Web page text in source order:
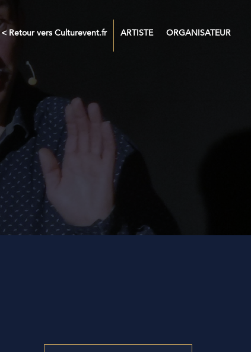
< Retour vers Culturevent.fr ARTISTE ORGANISATEUR